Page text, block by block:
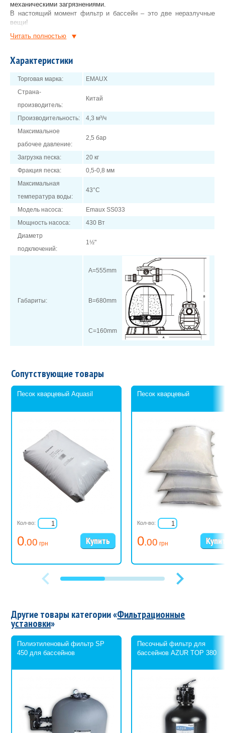
механическими загрязнениями.
В настоящий момент фильтр и бассейн – это две неразлучные
вещи!
FSF:
Корпус изготовлен из стеклопластика;
Верхний 6-позиционный распределительный клапан;
Наличие предфильтра у насоса.
Читать полностью
Характеристики
Торговая марка:
EMAUX
Страна-
производитель:
Китай
Производительность:
4,3 м³/ч
Максимальное
рабочее давление:
2,5 бар
Загрузка песка:
20 кг
Фракция песка:
0,5-0,8 мм
Максимальная
температура воды:
43°C
Модель насоса:
Emaux SS033
Мощность насоса:
430 Вт
Диаметр
подключений:
1½"
Габариты:
A=555mm
B=680mm
C=160mm
Сопутствующие товары
Песок кварцевый Aquasil
0.00 грн
Кол-во:
Песок кварцевый
0.00 грн
Кол-во:
Другие товары категории «Фильтрационные
установки»
Полиэтиленовый фильтр SP
450 для бассейнов
Песочный фильтр для
бассейнов AZUR TOP 380